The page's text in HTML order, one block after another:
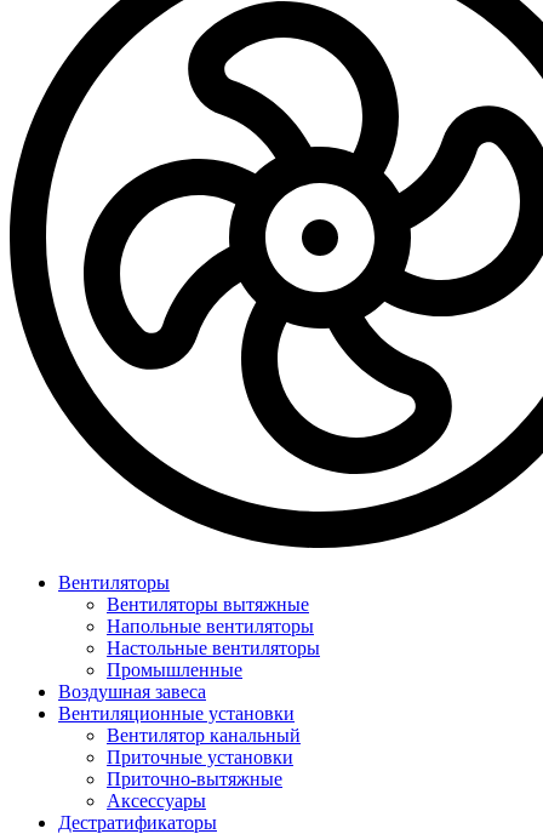
Вентиляторы
Вентиляторы вытяжные
Напольные вентиляторы
Настольные вентиляторы
Промышленные
Воздушная завеса
Вентиляционные установки
Вентилятор канальный
Приточные установки
Приточно-вытяжные
Аксессуары
Дестратификаторы